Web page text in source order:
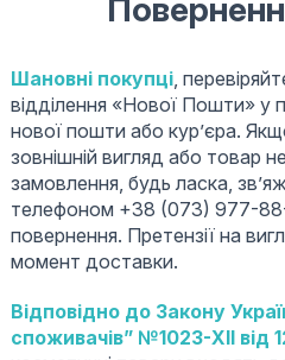
Шановні покупці,
відділення «Нової Пошти» у
нової пошти або кур’єра.
зовнішній вигляд або товар
замовлення, будь ласка,
телефоном +38 (073) 977-
повернення. Претензії на
момент доставки.
Відповідно до Закону
споживачів” №1023-XII від